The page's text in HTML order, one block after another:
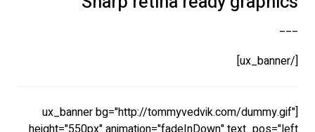
___
[/ux_banner]
[ux_banner bg="http://tommyvedvik.com/dummy.gif"